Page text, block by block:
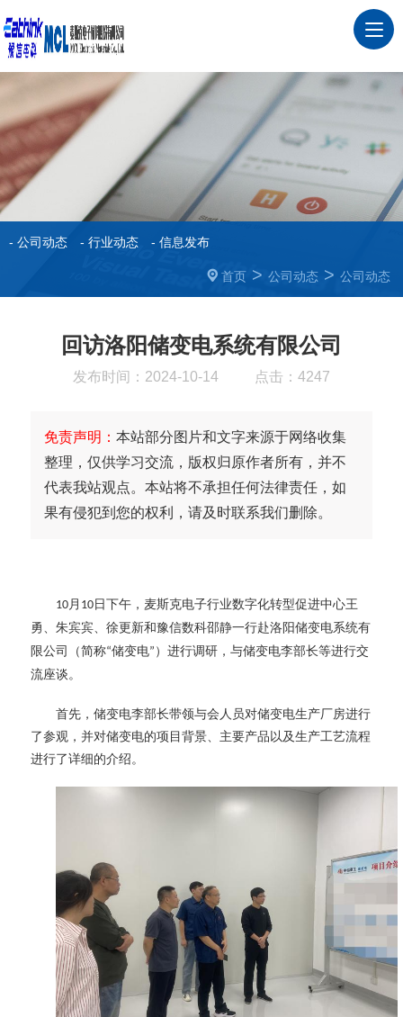
- 公司动态 - 行业动态 - 信息发布
首页 >公司动态 >公司动态
回访洛阳储变电系统有限公司
发布时间：2024-10-14 点击：4247
免责声明： 本站部分图片和文字来源于网络收集
整理，仅供学习交流，版权归原作者所有，并不
代表我站观点。本站将不承担任何法律责任，如
果有侵犯到您的权利，请及时联系我们删除。
10月 10日 下午，麦斯克电子行业数字化转型促进中心王
勇、 朱宾宾、 徐更新和豫信数科邵静一行赴洛阳储变电系统有
限公司
（简称“储变电” ） 进行调研， 与储变电李部长等进行交
流座谈 。
首先，储变电李部长带领与会人员对储变电生产厂房进行
了参观，并对储变电的项目背景、主要产品以及生产工艺流程
进行了详细的介绍。